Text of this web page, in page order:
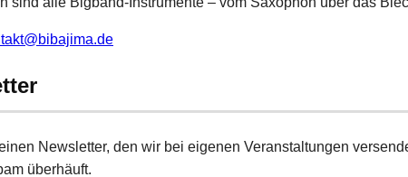
Newsletter, den wir bei eigenen Veranstaltungen
überhäuft.